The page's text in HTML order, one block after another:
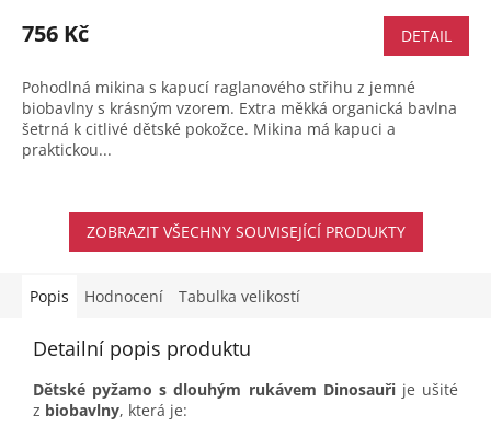
produktu
z
5
hvězdiček.
756 Kč DETAIL
Pohodlná mikina s kapucí raglanového střihu z jemné
biobavlny s krásným vzorem. Extra měkká organická bavlna
šetrná k citlivé dětské pokožce. Mikina má kapuci a
praktickou...
ZOBRAZIT VŠECHNY SOUVISEJÍCÍ PRODUKTY
Popis Hodnocení Tabulka velikostí
Detailní popis produktu
Dětské pyžamo s dlouhým rukávem Dinosauři je ušité
z biobavlny, která je: